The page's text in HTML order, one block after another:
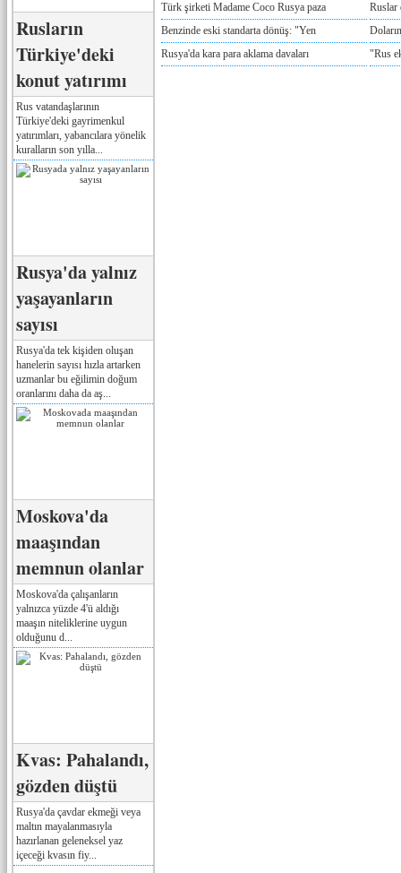
Rusların
Türkiye'deki
konut yatırımı
Rus vatandaşlarının
Türkiye'deki gayrimenkul
yatırımları, yabancılara yönelik
kuralların son yılla...
Rusya'da yalnız
yaşayanların
sayısı
Rusya'da tek kişiden oluşan
hanelerin sayısı hızla artarken
uzmanlar bu eğilimin doğum
oranlarını daha da aş...
Moskova'da
maaşından
memnun olanlar
Moskova'da çalışanların
yalnızca yüzde 4'ü aldığı
maaşın niteliklerine uygun
olduğunu d...
Kvas: Pahalandı,
gözden düştü
Rusya'da çavdar ekmeği veya
maltın mayalanmasıyla
hazırlanan geleneksel yaz
içeceği kvasın fiy...
Türk şirketi Madame Coco Rusya paza
Ruslar
Benzinde eski standarta dönüş: "Yen
Rusya'da kara para aklama davaları
"Rus